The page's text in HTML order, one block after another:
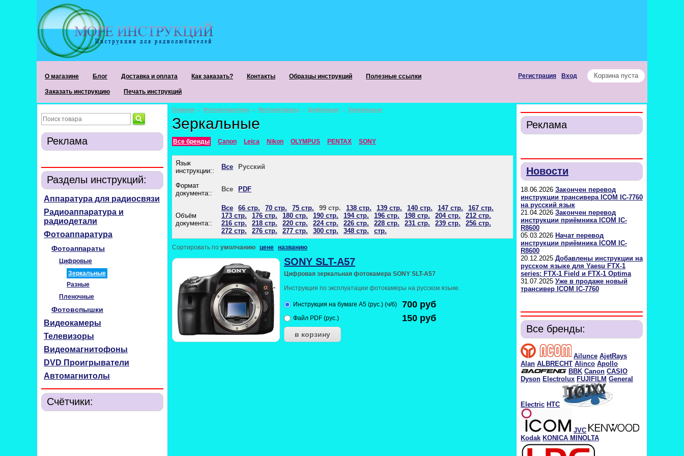
О магазине Блог Доставка и оплата Как заказать? Контакты Образцы инструкций Полезные ссылки
Заказать инструкцию Печать инструкций
Корзина пуста
Регистрация Вход
Реклама
Разделы инструкций:
Аппаратура для радиосвязи
Радиоаппаратура и
радиодетали
Фотоаппаратура
Фотоаппараты
Цифровые
Зеркальные
Разные
Пленочные
Фотовспышки
Видеокамеры
Телевизоры
Видеомагнитофоны
DVD Проигрыватели
Автомагнитолы
Счётчики:
Реклама
Новости
18.06.2026 Закончен перевод
инструкции трансивера ICOM IC-7760
на русский язык
21.04.2026 Закончен перевод
инструкции приёмника ICOM IC-
R8600
05.03.2026 Начат перевод
инструкции приёмника ICOM IC-
R8600
20.12.2025 Добавлены инструкции на
русском языке для Yaesu FTX-1
series: FTX-1 Field и FTX-1 Optima
31.07.2025 Уже в продаже новый
трансивер ICOM IC-7760
Все бренды:
Ailunce AjetRays
Alan ALBRECHT Alinco Apollo
BBK Canon CASIO
Dyson Electrolux FUJIFILM General
Electric HTC
JVC
Kodak KONICA MINOLTA
Главная → Фотоаппаратура → Фотоаппараты → Цифровые → Зеркальные
Зеркальные
Все бренды Canon Leica Nikon OLYMPUS PENTAX SONY
Язык
инструкции::
Все Русский
Формат
документа::
Все PDF
Объём
документа::
Все 66 стр. 70 стр. 75 стр. 99 стр. 138 стр. 139 стр. 140 стр. 147 стр.
167 стр.
173 стр.
176 стр. 180 стр. 190 стр. 194 стр. 196 стр. 198 стр. 204 стр.
212 стр.
216 стр.
218 стр. 220 стр. 224 стр. 226 стр. 228 стр. 231 стр. 239 стр.
256 стр.
272 стр.
276 стр. 277 стр. 300 стр. 348 стр. стр.
Сортировать по умолчанию цене названию
SONY SLT-A57
Цифровая зеркальная фотокамера SONY SLT-A57
Инструкция по эксплуатации фотокамеры на русском языке.
Инструкция на бумаге А5 (рус.) (ч/б) 700 руб
Файл PDF (рус.) 150 руб